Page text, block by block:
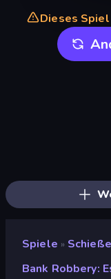
Dieses
Spiele »
Bank Robbery: